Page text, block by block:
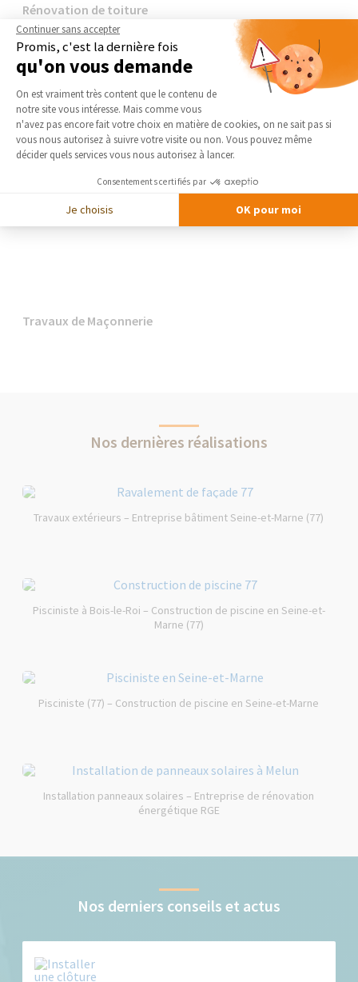
Rénovation de toiture
Travaux de Maçonnerie
Nos dernières réalisations
Travaux extérieurs – Entreprise bâtiment Seine-et-Marne (77)
Pisciniste à Bois-le-Roi – Construction de piscine en Seine-et-
Marne (77)
Pisciniste (77) – Construction de piscine en Seine-et-Marne
Installation panneaux solaires – Entreprise de rénovation
énergétique RGE
Nos derniers conseils et actus
Continuer sans accepter
Promis, c'est la dernière fois
qu'on vous demande
Plateforme de Gestion du
On est vraiment très content que le contenu de
notre site vous intéresse. Mais comme vous
n'avez pas encore fait votre choix en matière de cookies, on ne sait pas si
vous nous autorisez à suivre votre visite ou non. Vous pouvez même
décider quels services vous nous autorisez à lancer.
Consentements certifiés par
Je choisis OK pour moi
Axeptio consent